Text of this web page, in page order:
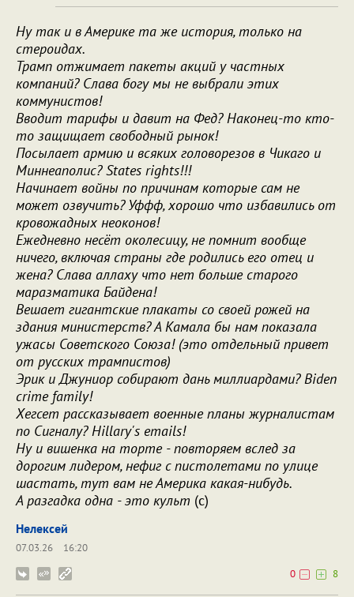
Ну так и в Америке та же история, только на
стероидах.
Трамп отжимает пакеты акций у частных
компаний? Слава богу мы не выбрали этих
коммунистов!
Вводит тарифы и давит на Фед? Наконец-то кто-
то защищает свободный рынок!
Посылает армию и всяких головорезов в Чикаго и
Миннеаполис? States rights!!!
Начинает войны по причинам которые сам не
может озвучить? Уффф, хорошо что избавились от
кровожадных неоконов!
Ежедневно несёт околесицу, не помнит вообще
ничего, включая страны где родились его отец и
жена? Слава аллаху что нет больше старого
маразматика Байдена!
Вешает гигантские плакаты со своей рожей на
здания министерств? А Камала бы нам показала
ужасы Советского Союза! (это отдельный привет
от русских трампистов)
Эрик и Джуниор собирают дань миллиардами? Biden
crime family!
Хегсет рассказывает военные планы журналистам
по Сигналу? Hillary's emails!
Ну и вишенка на торте - повторяем вслед за
дорогим лидером, нефиг с пистолетами по улице
шастать, тут вам не Америка какая-нибудь.
А разгадка одна - это культ (с)
Нелексей
07.03.26
16:20
0
8